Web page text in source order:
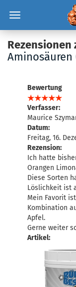
Rezensionen
Aminosäuren
Bewertung
Verfasser:
Maurice
Datum:
Freitag, 16.
Rezension:
Ich hatte
Orangen
Diese Sorten
Löslichkeit ist
Mein Favorit
Kombination
Apfel.
Gerne weiter
Artikel: